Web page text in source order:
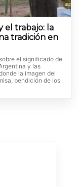
el trabajo: la
tradición en
el significado de
y las
la imagen del
bendición de los